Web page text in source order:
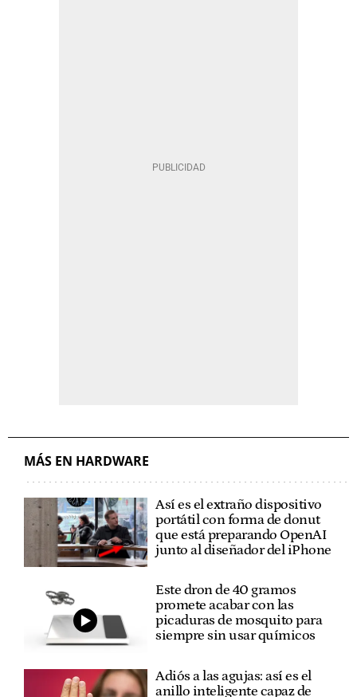
MÁS EN HARDWARE
Así es el extraño dispositivo
portátil con forma de donut
que está preparando OpenAI
junto al diseñador del iPhone
Este dron de 40 gramos
promete acabar con las
picaduras de mosquito para
siempre sin usar químicos
Adiós a las agujas: así es el
anillo inteligente capaz de